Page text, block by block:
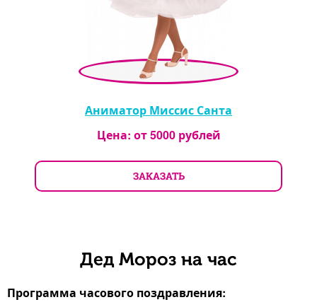
Аниматор Миссис Санта
Цена: от5000рублей
ЗАКАЗАТЬ
Дед Мороз на час
Программа часового поздравления: